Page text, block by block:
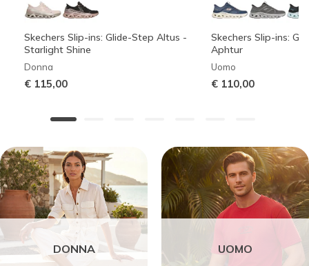
Skechers Slip-ins: Glide-Step Altus -
Starlight Shine
Donna
€ 115,00
Skechers Slip-ins:
Aphtur
Uomo
€ 110,00
DONNA UOMO